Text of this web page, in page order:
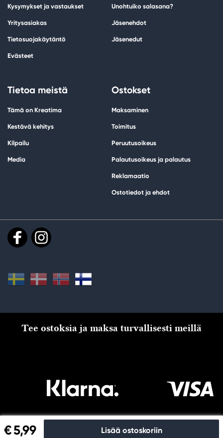
€ 5,99 Lisää ostoskoriin
Kysymykset ja vastaukset
Yritysasiakas
Tietosuojakäytäntö
Evästeet
Unohtuiko salasana?
Jäsenehdot
Jäsenedut
Tietoa meistä
Tämä on Kreatima
Kestävä kehitys
Kilpailu
Media
Ostokset
Maksaminen
Toimitus
Peruutusoikeus
Palautusoikeus ja palautus
Reklamaatio
Ostotiedot ja ehdot
Tee ostoksia ja maksa turvallisesti meillä